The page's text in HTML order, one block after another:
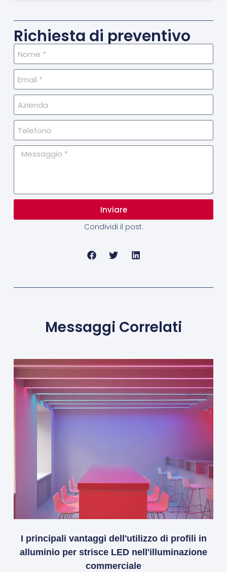
Richiesta di preventivo
Inviare
Condividi il post:
Messaggi Correlati
I principali vantaggi dell'utilizzo di profili in
alluminio per strisce LED nell'illuminazione
commerciale